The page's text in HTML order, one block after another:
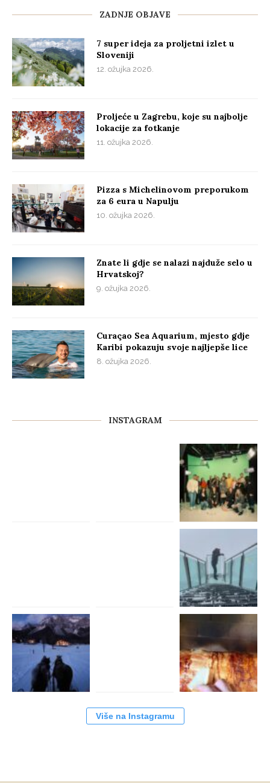
ZADNJE OBJAVE
7 super ideja za proljetni izlet u
Sloveniji
12. ožujka 2026.
Proljeće u Zagrebu, koje su najbolje
lokacije za fotkanje
11. ožujka 2026.
Pizza s Michelinovom preporukom
za 6 eura u Napulju
10. ožujka 2026.
Znate li gdje se nalazi najduže selo u
Hrvatskoj?
9. ožujka 2026.
Curaçao Sea Aquarium, mjesto gdje
Karibi pokazuju svoje najljepše lice
8. ožujka 2026.
INSTAGRAM
Više na Instagramu